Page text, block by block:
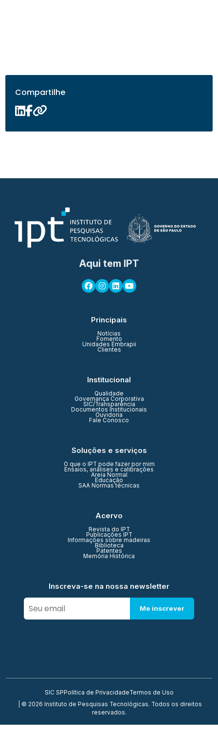
Compartilhe
Aqui tem IPT
Principais
Notícias
Fomento
Unidades Embrapii
Clientes
Institucional
Qualidade
Governança Corporativa
SIC/Transparência
Documentos Institucionais
Ouvidoria
Fale Conosco
Soluções e serviços
O que o IPT pode fazer por mim
Ensaios, análises e calibrações
Areia Normal
Educação
SAA Normas técnicas
Acervo
Revista do IPT
Publicações IPT
Informações sobre madeiras
Biblioteca
Patentes
Memória Histórica
Inscreva-se na nossa newsletter
Me inscrever
SIC SP Política de PrivacidadeTermos de Uso
| © 2026 Instituto de Pesquisas Tecnológicas. Todos os direitos
reservados.